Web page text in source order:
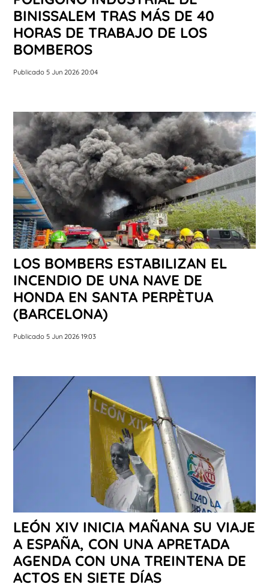
BINISSALEM TRAS MÁS DE 40
HORAS DE TRABAJO DE LOS
BOMBEROS
Publicado 5 Jun 2026 20:04
LOS BOMBERS ESTABILIZAN EL
INCENDIO DE UNA NAVE DE
HONDA EN SANTA PERPÈTUA
(BARCELONA)
Publicado 5 Jun 2026 19:03
LEÓN XIV INICIA MAÑANA SU VIAJE
A ESPAÑA, CON UNA APRETADA
AGENDA CON UNA TREINTENA DE
ACTOS EN SIETE DÍAS